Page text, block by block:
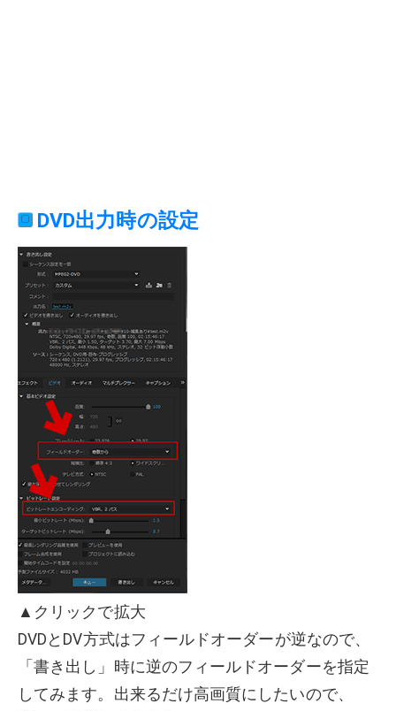
DVD出力時の設定
▲クリックで拡大
DVDとDV方式はフィールドオーダーが逆なので、
「書き出し」時に逆のフィールドオーダーを指定
してみます。出来るだけ高画質にしたいので、